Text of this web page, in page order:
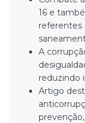
16 e
referentes
A
reduzindo
Artigo